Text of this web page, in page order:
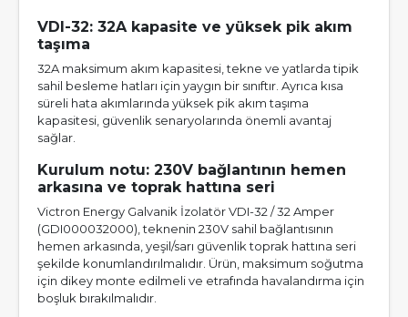
VDI-32: 32A kapasite ve yüksek pik akım
taşıma
32A maksimum akım kapasitesi, tekne ve yatlarda tipik
sahil besleme hatları için yaygın bir sınıftır. Ayrıca kısa
süreli hata akımlarında yüksek pik akım taşıma
kapasitesi, güvenlik senaryolarında önemli avantaj
sağlar.
Kurulum notu: 230V bağlantının hemen
arkasına ve toprak hattına seri
Victron Energy Galvanik İzolatör VDI-32 / 32 Amper
(GDI000032000), teknenin 230V sahil bağlantısının
hemen arkasında, yeşil/sarı güvenlik toprak hattına seri
şekilde konumlandırılmalıdır. Ürün, maksimum soğutma
için dikey monte edilmeli ve etrafında havalandırma için
boşluk bırakılmalıdır.